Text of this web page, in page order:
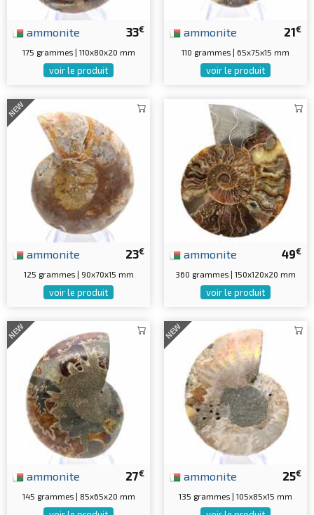
33€
ammonite
175 grammes | 110x80x20 mm
voir le produit
21€
ammonite
110 grammes | 65x75x15 mm
voir le produit
NEW
23€
ammonite
125 grammes | 90x70x15 mm
voir le produit
49€
ammonite
360 grammes | 150x120x20 mm
voir le produit
NEW
27€
ammonite
145 grammes | 85x65x20 mm
NEW
25€
ammonite
135 grammes | 105x85x15 mm